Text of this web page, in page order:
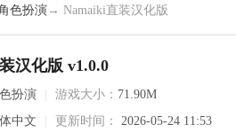
色扮演 → Namaiki直装汉化版
汉化版 v1.0.0
扮演 游戏大小： 71.90M
中文 更新时间： 2026-05-24 11:53